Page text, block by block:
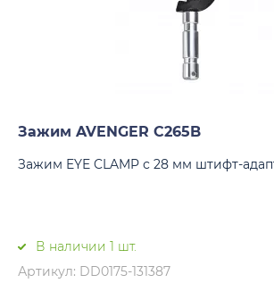
Зажим AVENGER C265B
Зажим EYE CLAMP с 28 мм штифт-
В наличии 1 шт.
Артикул: DD0175-131387